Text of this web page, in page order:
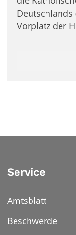
Deutschlands
Vorplatz der
Service
Amtsblatt
Beschwerde